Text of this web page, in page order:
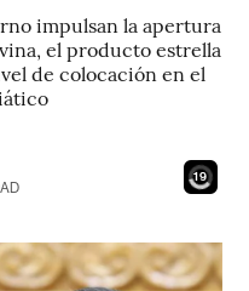
impulsan la apertura
el producto estrella
de colocación en el
17